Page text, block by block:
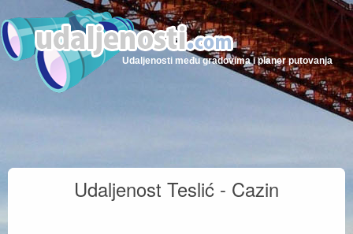
Udaljenosti među gradovima i planer putovanja
Udaljenost Teslić - Cazin